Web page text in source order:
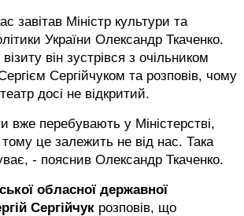
завітав Міністр культури та
України Олександр Ткаченко.
він зустрівся з очільником
Сергійчуком та розповів, чому
досі не відкритий.
вже перебувають у Міністерстві,
це залежить не від нас. Така
- пояснив Олександр Ткаченко.
обласної державної
Сергійчук розповів, що